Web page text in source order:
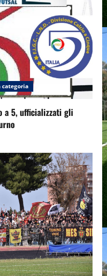
categoria
a 5, ufficializzati gli